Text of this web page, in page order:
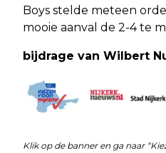
Boys stelde meteen
mooie aanval de 2-4 te
bijdrage van Wilbert
Klik op de banner en ga naar